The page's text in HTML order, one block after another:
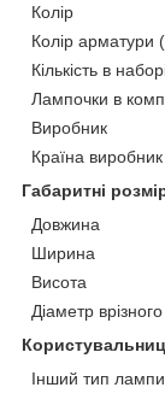
Колір
Колір арматури
Кількість в
Лампочки в
Виробник
Країна виробник
Габаритні
Довжина
Ширина
Висота
Діаметр
Інший тип лампи